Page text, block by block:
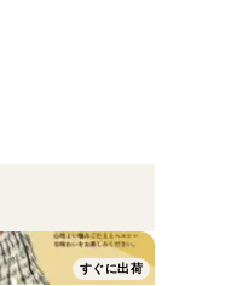
すぐに出荷